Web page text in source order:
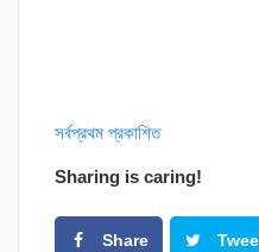
সর্বপ্রথম প্রকাশিত
Sharing is caring!
Share